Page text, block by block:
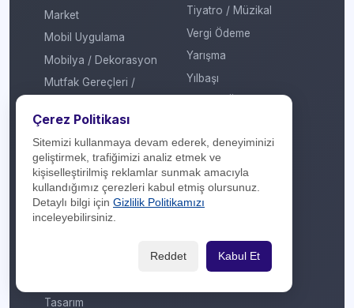
Market
Mobil Uygulama
Mobilya / Dekorasyon
Mutfak Gereçleri /
Küçük Ev Aletleri
Optik / Saat
Otomotiv
Oyuncak / Çocuk
Profesyonel Hizmet
Sağlık / Hastane
Tasarım
Tiyatro / Müzikal
Vergi Ödeme
Yarışma
Yılbaşı
Çerez Politikası
Sitemizi kullanmaya devam ederek, deneyiminizi
geliştirmek, trafiğimizi analiz etmek ve
kişiselleştirilmiş reklamlar sunmak amacıyla
kullandığımız çerezleri kabul etmiş olursunuz.
Detaylı bilgi için Gizlilik Politikamızı
inceleyebilirsiniz.
Reddet Kabul Et